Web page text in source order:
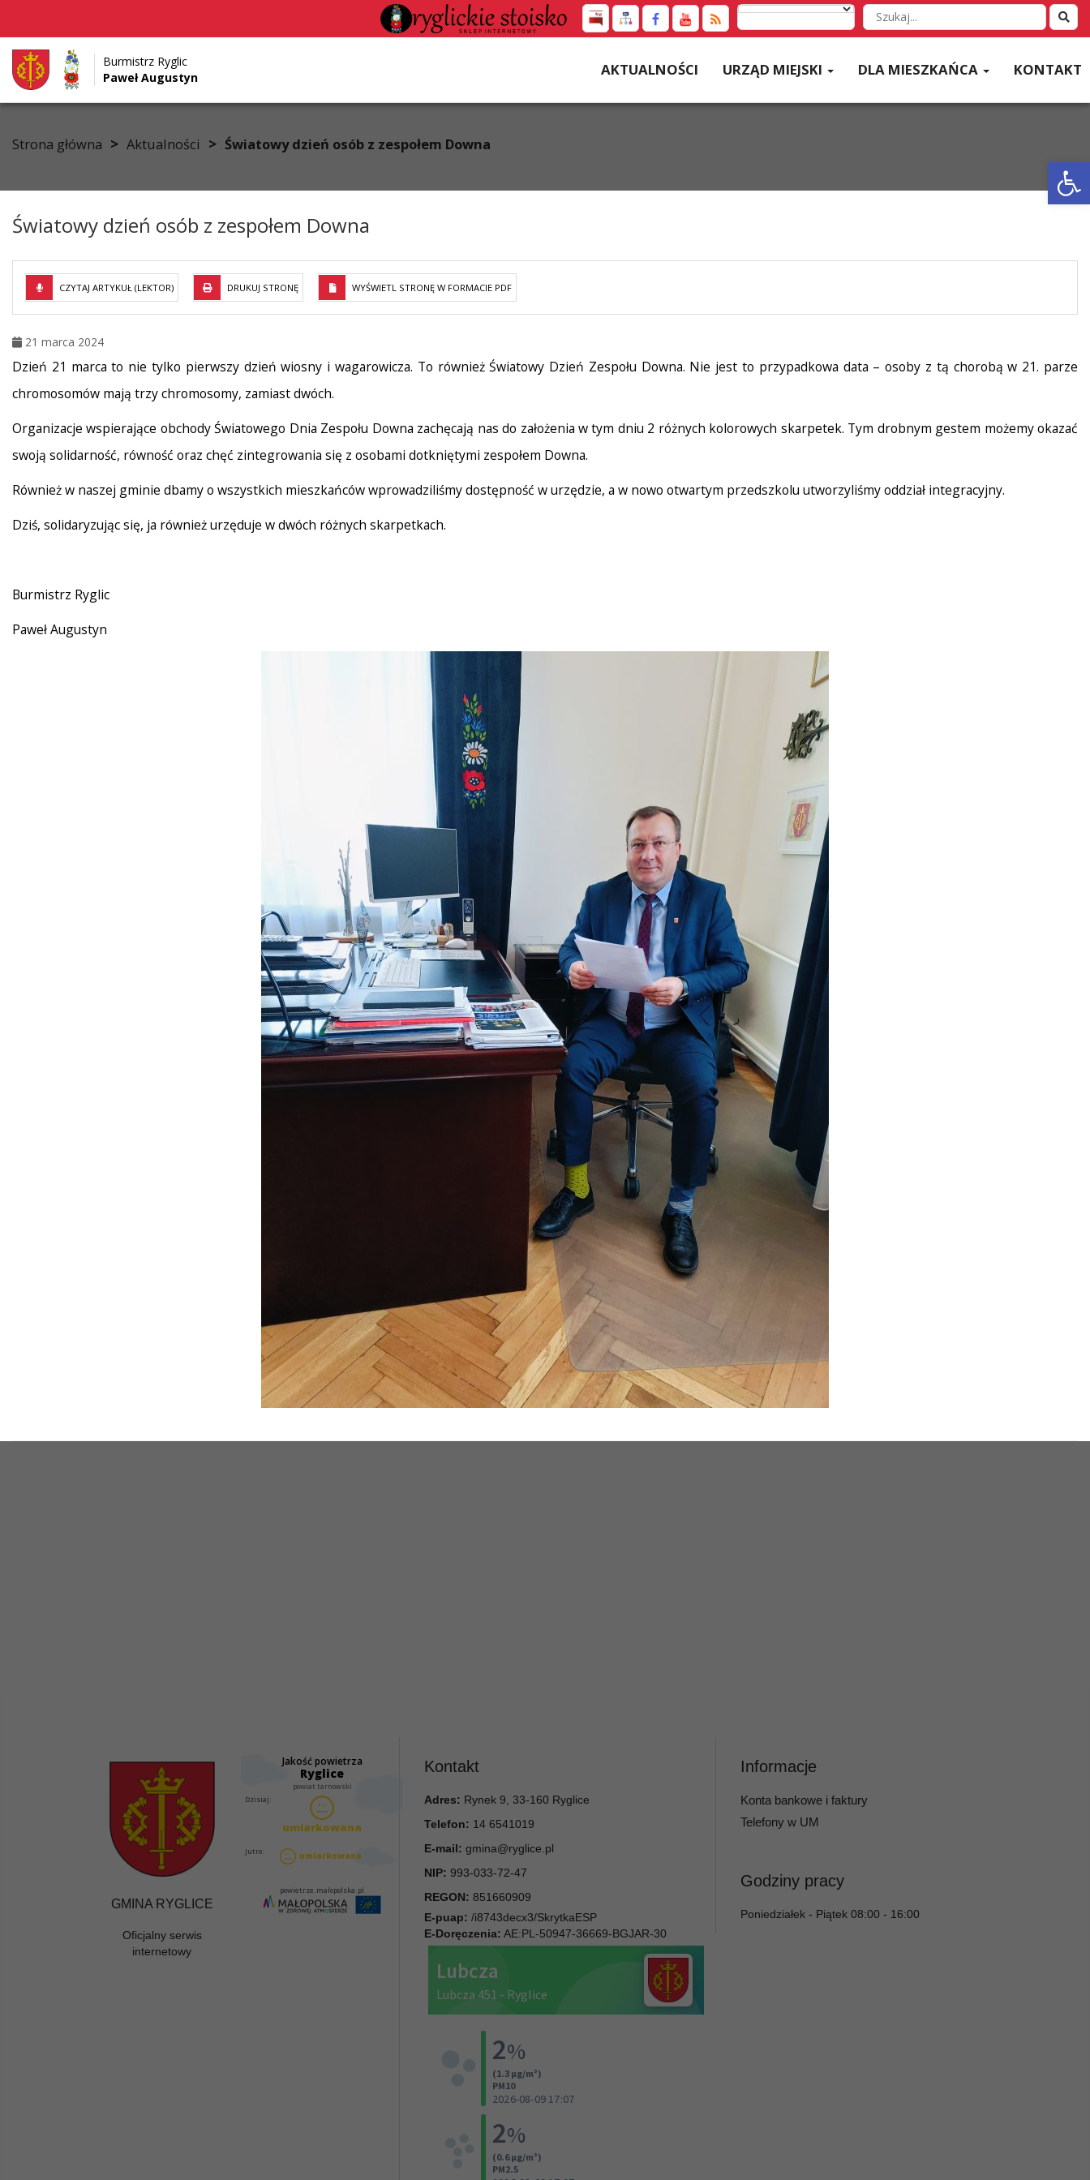
Przejdź do menu
Przejdź do głównej treści strony
Przejdź do stopki strony
Wyszukaj
w
Burmistrz Ryglic
Paweł Augustyn
AKTUALNOŚCI URZĄD MIEJSKI DLA MIESZKAŃCA KONTAKT
Strona główna > Aktualności > Światowy dzień osób z zespołem Downa
Światowy dzień osób z zespołem Downa
CZYTAJ ARTYKUŁ (LEKTOR) DRUKUJ STRONĘ WYŚWIETL STRONĘ W FORMACIE PDF
21 marca 2024
Dzień 21 marca to nie tylko pierwszy dzień wiosny i wagarowicza. To również Światowy Dzień Zespołu Downa. Nie jest to przypadkowa data – osoby z tą chorobą w 21. parze
chromosomów mają trzy chromosomy, zamiast dwóch.
Organizacje wspierające obchody Światowego Dnia Zespołu Downa zachęcają nas do założenia w tym dniu 2 różnych kolorowych skarpetek. Tym drobnym gestem możemy okazać
swoją solidarność, równość oraz chęć zintegrowania się z osobami dotkniętymi zespołem Downa.
Również w naszej gminie dbamy o wszystkich mieszkańców wprowadziliśmy dostępność w urzędzie, a w nowo otwartym przedszkolu utworzyliśmy oddział integracyjny.
Dziś, solidaryzując się, ja również urzęduje w dwóch różnych skarpetkach.
Burmistrz Ryglic
Paweł Augustyn
GMINA RYGLICE
Oficjalny serwis
internetowy
Kontakt
Adres: Rynek 9, 33-160 Ryglice
Telefon: 14 6541019
E-mail: gmina@ryglice.pl
NIP: 993-033-72-47
REGON: 851660909
E-puap: /i8743decx3/SkrytkaESP
E-Doręczenia: AE:PL-50947-36669-BGJAR-30
Informacje
Konta bankowe i faktury
Telefony w UM
Godziny pracy
Poniedziałek - Piątek 08:00 - 16:00